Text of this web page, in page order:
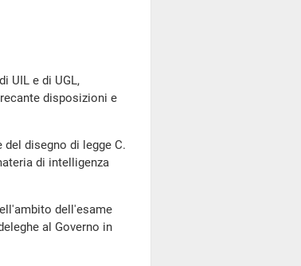
UIL e di UGL,
disposizioni e
disegno di legge C.
di intelligenza
dell'esame
al Governo in